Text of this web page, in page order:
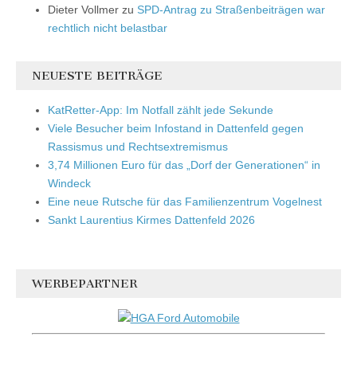
Dieter Vollmer zu SPD-Antrag zu Straßenbeiträgen war
rechtlich nicht belastbar
NEUESTE BEITRÄGE
KatRetter-App: Im Notfall zählt jede Sekunde
Viele Besucher beim Infostand in Dattenfeld gegen
Rassismus und Rechtsextremismus
3,74 Millionen Euro für das „Dorf der Generationen“ in
Windeck
Eine neue Rutsche für das Familienzentrum Vogelnest
Sankt Laurentius Kirmes Dattenfeld 2026
WERBEPARTNER